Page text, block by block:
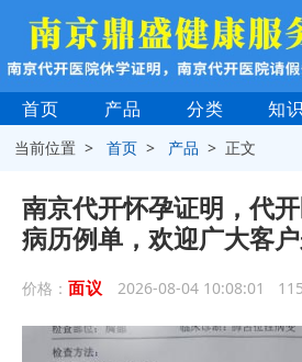
首页 产品 分类 知识
当前位置 >首页 > 产品 > 正文
南京代开怀孕证明，代
病历例单，欢迎广大客
价格： 面议 2026-08-04 10:08:01